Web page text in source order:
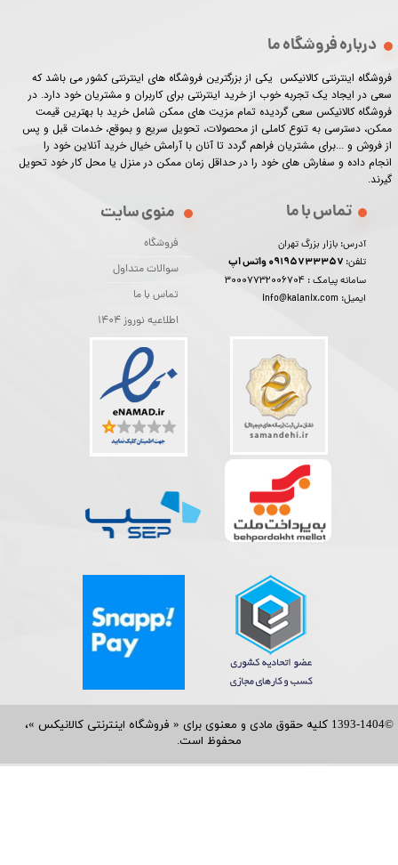
©1393-1404 کلیه حقوق مادی و معنوی برای « فروشگاه اینترنتی کالانیکس »،
محفوظ است.​​​​​​​
درباره فروشگاه ما
فروشگاه اینترنتی کالانیکس یکی از بزرگترین فروشگاه های اینترنتی کشور می باشد که
سعی در ایجاد یک تجربه خوب از خرید اینترنتی برای کاربران و مشتریان خود دارد. در
فروشگاه کالانیکس سعی گردیده تمام مزیت های ممکن شامل خرید با بهترین قیمت
ممکن، دسترسی به تنوع کاملی از محصولات، تحویل سریع و بموقع، خدمات قبل و پس
از فروش و ...برای مشتریان فراهم گردد تا آنان با آرامش خیال خرید آنلاین خود را
انجام داده و سفارش های خود را در حداقل زمان ممکن در منزل یا محل کار خود تحویل
گیرند.​​​​​​​
منوی سایت
فروشگاه
سوالات متداول
تماس با ما
اطلاعیه نوروز 1404
تماس با ما
آدرس: بازار بزرگ تهران
تلفن:
سامانه پیامک : 30007732006704
ایمیل: info@kalanix.com